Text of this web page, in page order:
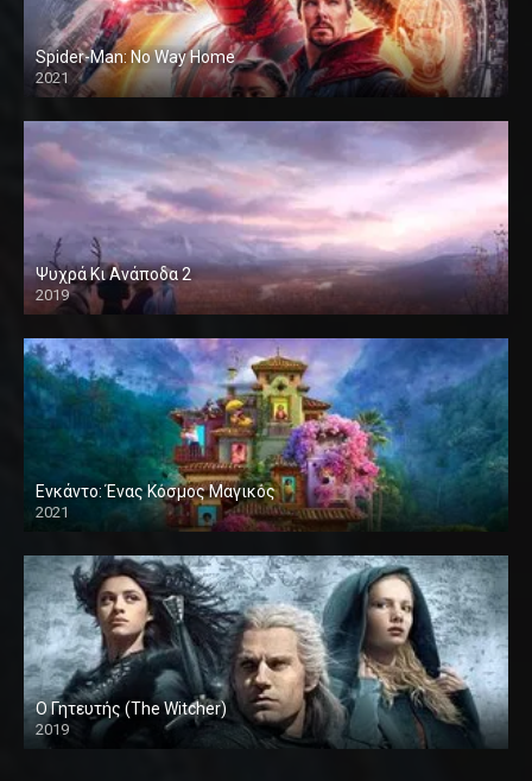
Spider-Man: No Way Home
2021
Ψυχρά Κι Ανάποδα 2
2019
Ενκάντο: Ένας Κόσμος Μαγικός
2021
Ο Γητευτής (The Witcher)
2019